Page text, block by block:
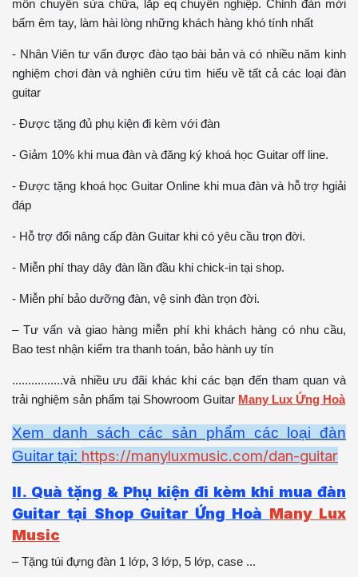
môn chuyên sửa chữa, lắp eq chuyên nghiệp. Chỉnh đàn mới
bấm êm tay, làm hài lòng những khách hàng khó tính nhất
- Nhân Viên tư vấn được đào tạo bài bản và có nhiều năm kinh
nghiệm chơi đàn và nghiên cứu tìm hiểu về tất cả các loại đàn
guitar
- Được tặng đủ phụ kiện đi kèm với đàn
- Giảm 10% khi mua đàn và đăng ký khoá học Guitar off line.
- Được tặng khoá học Guitar Online khi mua đàn và hỗ trợ hgiải
đáp
- Hỗ trợ đổi nâng cấp đàn Guitar khi có yêu cầu trọn đời.
- Miễn phí thay dây đàn lần đầu khi chick-in tại shop.
- Miễn phí bảo dưỡng đàn, vệ sinh đàn trọn đời.
– Tư vấn và giao hàng miễn phí khi khách hàng có nhu cầu,
Bao test nhận kiểm tra thanh toán, bảo hành uy tín
................và nhiều ưu đãi khác khi các bạn đến tham quan và
trải nghiệm sản phẩm tại Showroom Guitar Many Lux Ứng Hoà
Xem danh sách các sản phẩm các loại đàn
Guitar tại: https://manyluxmusic.com/dan-guitar
II. Quà tặng & Phụ kiện đi kèm khi mua đàn
Guitar tại Shop Guitar Ứng Hoà Many Lux
Music
– Tặng túi đựng đàn 1 lớp, 3 lớp, 5 lớp, case ...